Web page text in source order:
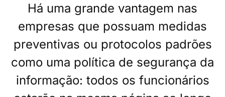
Há uma grande vantagem nas
empresas que possuam medidas
preventivas ou protocolos padrões
como uma política de segurança da
informação: todos os funcionários